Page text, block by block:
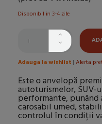
Disponibil in 3-4 zile
Adauga la wishlist | Alerta
Este o anvelopă
autoturismelor, SUV-
performante, punând
carosabil umed,
controlul în condiții